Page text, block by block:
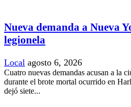
Nueva demanda a Nueva
legionela
Local agosto 6, 2026
Cuatro nuevas demandas acusan a la
durante el brote mortal ocurrido en
dejó siete...